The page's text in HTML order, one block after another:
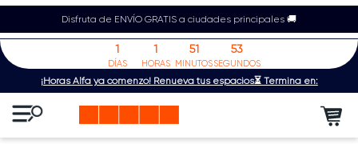
Disfruta de ENVÍO GRATIS a ciudades principales 🚚
¡Horas Alfa ya comenzó! Renueva tus espacios⏳ Termina en:
1
DÍAS
1
HORAS
51
MINUTOS
53
SEGUNDOS